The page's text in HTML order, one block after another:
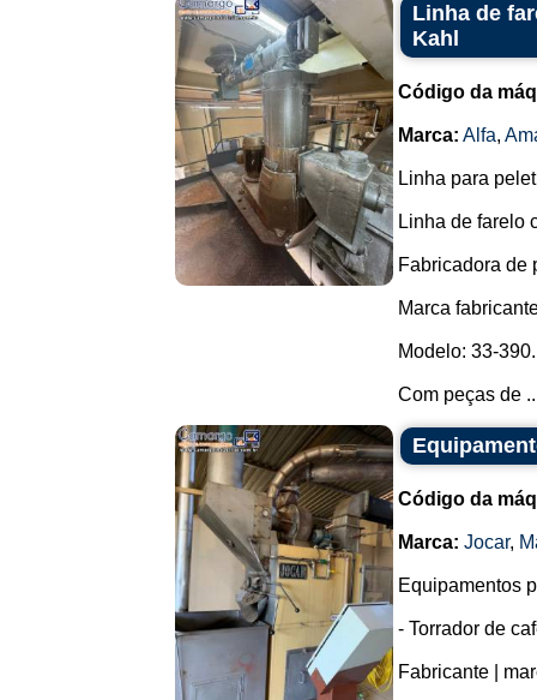
Linha de
Kahl
Código da
Marca: Alfa,
Linha para
Linha de farelo
Fabricadora de
Marca
Modelo: 33-390.
Com peças de
Código da
Marca: Jocar,
Equipamentos
- Torrador de
Fabricante |